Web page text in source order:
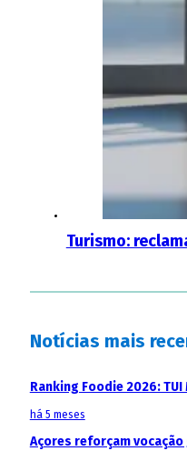
Turismo:
Notícias mais
Ranking Foodie 2026:
há 5 meses
Açores reforçam vocação